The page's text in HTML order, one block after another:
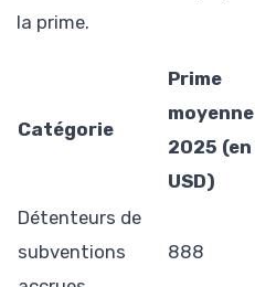
la prime.
Catégorie
Prime
moyenne
2025 (en
USD)
Détenteurs de
subventions
888